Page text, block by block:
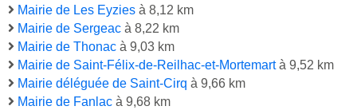
Mairie de Les Eyzies à 8,12 km
Mairie de Sergeac à 8,22 km
Mairie de Thonac à 9,03 km
Mairie de Saint-Félix-de-Reilhac-et-Mortemartà 9,52 km
Mairie déléguée de Saint-Cirq à 9,66 km
Mairie de Fanlac à 9,68 km